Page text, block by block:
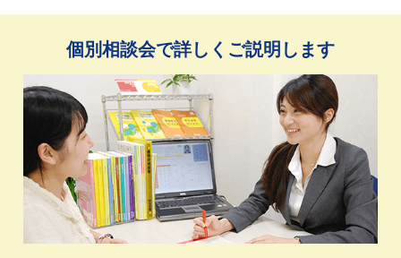
個別相談会で詳しくご説明します